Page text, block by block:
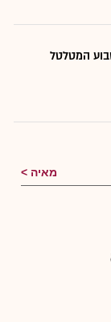
המטלטל
מאיה